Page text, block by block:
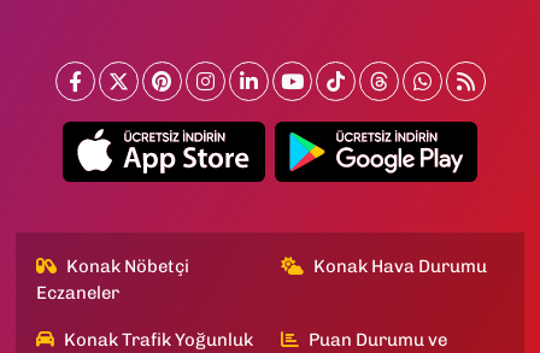
Konak Nöbetçi
Eczaneler
Konak Hava Durumu
Konak Trafik Yoğunluk
Puan Durumu ve